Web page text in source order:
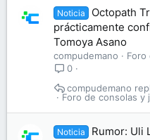
Noticia
Octopath
prácticamente
Tomoya Asano
compudemano
Foro
0
Foro de consolas y
compudemano
Noticia
Rumor: Uli